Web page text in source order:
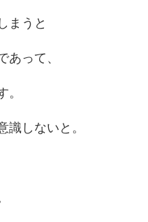
まうと
あって、
識しないと。